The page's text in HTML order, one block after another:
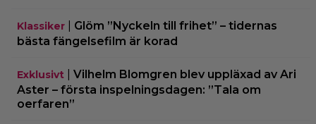
Klassiker
Glöm ”Nyckeln till frihet” – tidernas
bästa fängelsefilm är korad
Exklusivt
Vilhelm Blomgren blev uppläxad av Ari
Aster – första inspelningsdagen: ”Tala om
oerfaren”